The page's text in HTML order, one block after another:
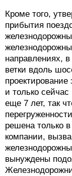
Кроме того,
прибытия
направлениях, в
ветки вдоль
проектирование
и только
еще 7 лет, так
решена только
компании,
вынуждены